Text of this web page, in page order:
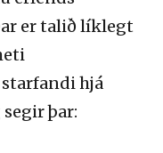
er talið líklegt
hjá
þar: